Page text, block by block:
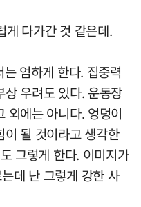
게 다가간 것 같은데.
엄하게 한다. 집중력
우려도 있다. 운동장
외에는 아니다. 엉덩이
될 것이라고 생각한
그렇게 한다. 이미지가
데 난 그렇게 강한 사